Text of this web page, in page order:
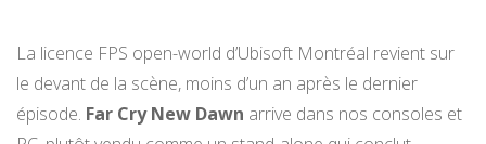
La licence FPS open-world d’Ubisoft Montréal revient sur
le devant de la scène, moins d’un an après le dernier
épisode. Far Cry New Dawn arrive dans nos consoles et